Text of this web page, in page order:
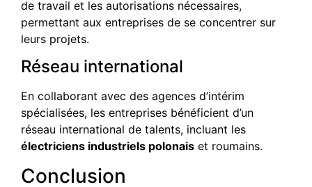
de travail et les autorisations nécessaires,
permettant aux entreprises de se concentrer sur
leurs projets.
Réseau international
En collaborant avec des agences d’intérim
spécialisées, les entreprises bénéficient d’un
réseau international de talents, incluant les
électriciens industriels polonais et roumains.
Conclusion